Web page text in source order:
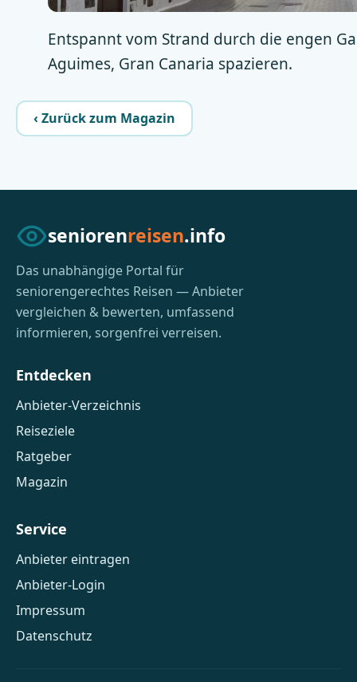
Entspannt vom Strand durch die engen
Aguimes, Gran Canaria spazieren.
‹ Zurück zum Magazin
seniorenreisen.info
Das unabhängige Portal für
seniorengerechtes Reisen — Anbieter
vergleichen & bewerten, umfassend
informieren, sorgenfrei verreisen.
Entdecken
Anbieter-Verzeichnis
Reiseziele
Ratgeber
Magazin
Service
Anbieter eintragen
Anbieter-Login
Impressum
Datenschutz